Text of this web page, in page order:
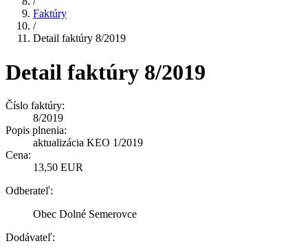
Faktúry
/
Detail faktúry 8/2019
Detail faktúry 8/2019
Číslo faktúry:
8/2019
Popis plnenia:
aktualizácia KEO 1/2019
Cena:
13,50 EUR
Odberateľ:
Obec Dolné Semerovce
Dodávateľ: